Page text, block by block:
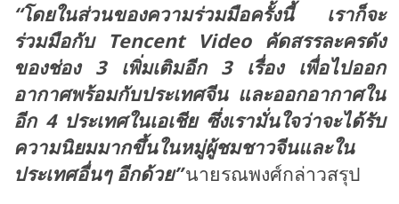
“โดยในส่วนของความร่วมมือครั้งนี้ เราก็จะ
ร่วมมือกับ Tencent Videoคัดสรรละครดัง
ของช่อง 3 เพิ่มเติมอีก 3 เรื่อง เพื่อไปออก
อากาศพร้อมกับประเทศจีน และออกอากาศใน
อีก 4 ประเทศในเอเชีย ซึ่งเรามั่นใจว่าจะได้รับ
ความนิยมมากขึ้นในหมู่ผู้ชมชาวจีนและใน
ประเทศอื่นๆ อีกด้วย”นายรณพงศ์กล่าวสรุป